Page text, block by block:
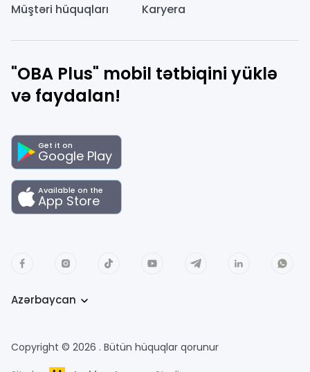
Müştəri hüquqları
Karyera
"OBA Plus" mobil tətbiqini yüklə
və faydalan!
Get it on
Google Play
Available on the
App Store
Copyright © 2026 . Bütün hüquqlar qorunur
Azərbaycan